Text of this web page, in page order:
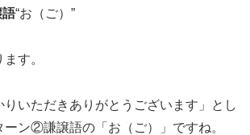
“お（ご）”
す。
りいただきありがとうございます」とし
ーン②謙譲語の「お（ご）」ですね。